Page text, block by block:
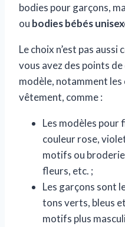
bodies pour garçons,
ou bodies bébés
Le choix n’est pas aussi
vous avez des points
modèle, notamment
vêtement, comme :
Les modèles pour
couleur rose,
motifs ou
fleurs, etc. ;
Les garçons sont
tons verts, bleus
motifs plus